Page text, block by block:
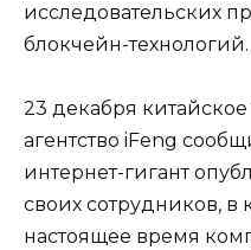
исследовательских
блокчейн-технологий.
23 декабря
агентство iFeng
интернет-гигант
своих сотрудников, в
настоящее время